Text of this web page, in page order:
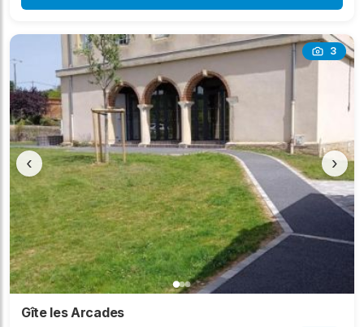
3
‹ ›
Gîte les Arcades